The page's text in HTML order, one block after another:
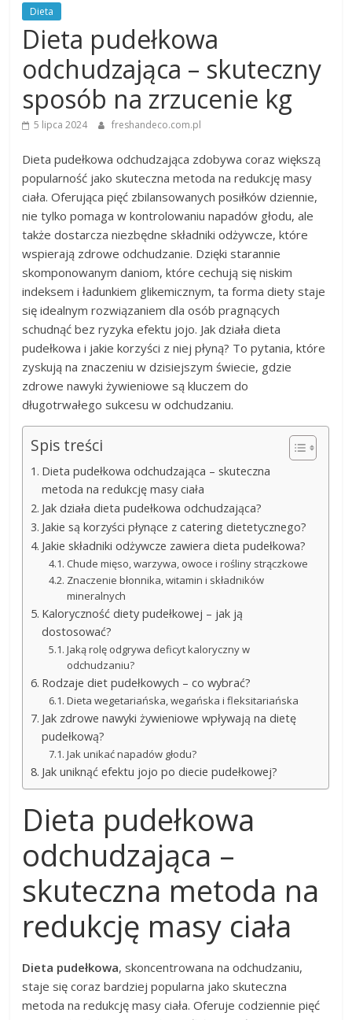
Dieta
Dieta pudełkowa
odchudzająca – skuteczny
sposób na zrzucenie kg
5 lipca 2024 freshandeco.com.pl
Dieta pudełkowa odchudzająca zdobywa coraz większą
popularność jako skuteczna metoda na redukcję masy
ciała. Oferująca pięć zbilansowanych posiłków dziennie,
nie tylko pomaga w kontrolowaniu napadów głodu, ale
także dostarcza niezbędne składniki odżywcze, które
wspierają zdrowe odchudzanie. Dzięki starannie
skomponowanym daniom, które cechują się niskim
indeksem i ładunkiem glikemicznym, ta forma diety staje
się idealnym rozwiązaniem dla osób pragnących
schudnąć bez ryzyka efektu jojo. Jak działa dieta
pudełkowa i jakie korzyści z niej płyną? To pytania, które
zyskują na znaczeniu w dzisiejszym świecie, gdzie
zdrowe nawyki żywieniowe są kluczem do
długotrwałego sukcesu w odchudzaniu.
Spis treści
Dieta pudełkowa odchudzająca – skuteczna
metoda na redukcję masy ciała
Jak działa dieta pudełkowa odchudzająca?
Jakie są korzyści płynące z catering dietetycznego?
Jakie składniki odżywcze zawiera dieta pudełkowa?
Chude mięso, warzywa, owoce i rośliny strączkowe
Znaczenie błonnika, witamin i składników
mineralnych
Kaloryczność diety pudełkowej – jak ją
dostosować?
Jaką rolę odgrywa deficyt kaloryczny w
odchudzaniu?
Rodzaje diet pudełkowych – co wybrać?
Dieta wegetariańska, wegańska i fleksitariańska
Jak zdrowe nawyki żywieniowe wpływają na dietę
pudełkową?
Jak unikać napadów głodu?
Jak uniknąć efektu jojo po diecie pudełkowej?
Dieta pudełkowa
odchudzająca –
skuteczna metoda na
redukcję masy ciała
Dieta pudełkowa, skoncentrowana na odchudzaniu,
staje się coraz bardziej popularna jako skuteczna
metoda na redukcję masy ciała. Oferuje codziennie pięć